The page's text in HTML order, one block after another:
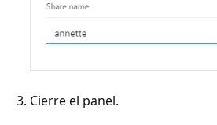
Cierre el panel.